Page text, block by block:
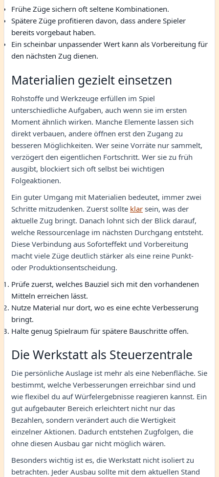
Frühe Züge sichern oft seltene Kombinationen.
Spätere Züge profitieren davon, dass andere Spieler
bereits vorgebaut haben.
Ein scheinbar unpassender Wert kann als Vorbereitung für
den nächsten Zug dienen.
Materialien gezielt einsetzen
Rohstoffe und Werkzeuge erfüllen im Spiel
unterschiedliche Aufgaben, auch wenn sie im ersten
Moment ähnlich wirken. Manche Elemente lassen sich
direkt verbauen, andere öffnen erst den Zugang zu
besseren Möglichkeiten. Wer seine Vorräte nur sammelt,
verzögert den eigentlichen Fortschritt. Wer sie zu früh
ausgibt, blockiert sich oft selbst bei wichtigen
Folgeaktionen.
Ein guter Umgang mit Materialien bedeutet, immer zwei
Schritte mitzudenken. Zuerst sollte klar sein, was der
aktuelle Zug bringt. Danach lohnt sich der Blick darauf,
welche Ressourcenlage im nächsten Durchgang entsteht.
Diese Verbindung aus Soforteffekt und Vorbereitung
macht viele Züge deutlich stärker als eine reine Punkt-
oder Produktionsentscheidung.
Prüfe zuerst, welches Bauziel sich mit den vorhandenen
Mitteln erreichen lässt.
Nutze Material nur dort, wo es eine echte Verbesserung
bringt.
Halte genug Spielraum für spätere Bauschritte offen.
Die Werkstatt als Steuerzentrale
Die persönliche Auslage ist mehr als eine Nebenfläche. Sie
bestimmt, welche Verbesserungen erreichbar sind und
wie flexibel du auf Würfelergebnisse reagieren kannst. Ein
gut aufgebauter Bereich erleichtert nicht nur das
Bezahlen, sondern verändert auch die Wertigkeit
einzelner Aktionen. Dadurch entstehen Zugfolgen, die
ohne diesen Ausbau gar nicht möglich wären.
Besonders wichtig ist es, die Werkstatt nicht isoliert zu
betrachten. Jeder Ausbau sollte mit dem aktuellen Stand